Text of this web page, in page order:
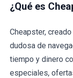
¿Qué es
Cheapster,
dudosa de
tiempo y dinero
especiales,